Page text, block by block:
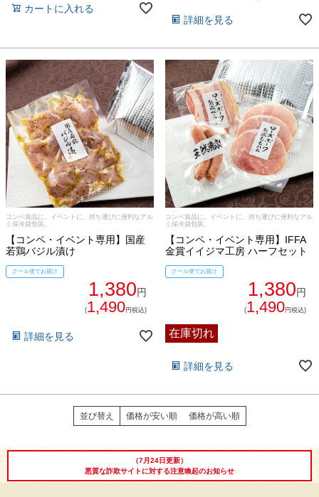
カートに入れる
詳細を見る
コンペ賞品に。イベントに。持ち運びに便利なアル
ミ保冷袋包装。
【コンペ・イベント専用】国産
若鶏バジル漬け
クール便でお届け
1,380円
(1,490円税込)
詳細を見る
コンペ賞品に。イベントに。持ち運びに便利なアル
ミ保冷袋包装。
【コンペ・イベント専用】IFFA
金賞イイジマ工房 ハーフセット
クール便でお届け
1,380円
(1,490円税込)
在庫切れ
詳細を見る
並び替え 価格が安い順 価格が高い順
（7月24日更新）
悪質な詐欺サイトに対する注意喚起のお知らせ